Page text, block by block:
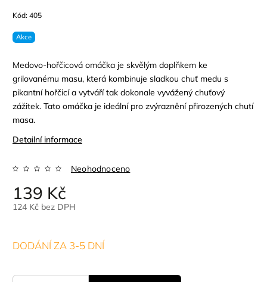
Kód: 405
Akce
Medovo-hořčicová omáčka je skvělým doplňkem ke
grilovanému masu, která kombinuje sladkou chuť medu s
pikantní hořčicí a vytváří tak dokonale vyvážený chuťový
zážitek. Tato omáčka je ideální pro zvýraznění přirozených chutí
masa.
Detailní informace
Neohodnoceno
139 Kč
124 Kč bez DPH
DODÁNÍ ZA 3-5 DNÍ